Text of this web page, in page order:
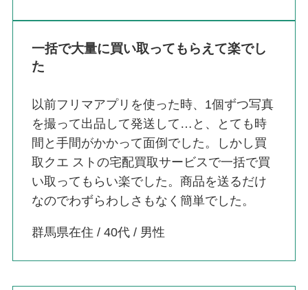
一括で大量に買い取ってもらえて楽でし
た
以前フリマアプリを使った時、1個ずつ写真
を撮って出品して発送して…と、とても時
間と手間がかかって面倒でした。しかし買
取クエ ストの宅配買取サービスで一括で買
い取ってもらい楽でした。商品を送るだけ
なのでわずらわしさもなく簡単でした。
群馬県在住 / 40代 / 男性